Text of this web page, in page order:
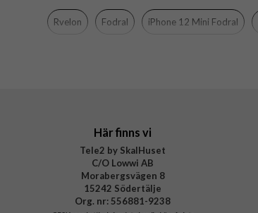
Färg
Rvelon Fodral iPhone 12 Mini Fodral
Här finns vi
Tele2 by SkalHuset
C/O Lowwi AB
Morabergsvägen 8
15242 Södertälje
Org. nr: 556881-9238